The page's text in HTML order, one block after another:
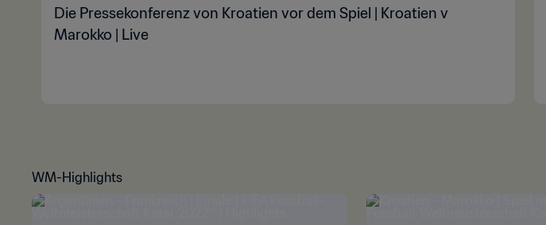
Die Pressekonferenz von Kroatien vor dem Spiel | Kroatien v
Marokko | Live
WM-Highlights